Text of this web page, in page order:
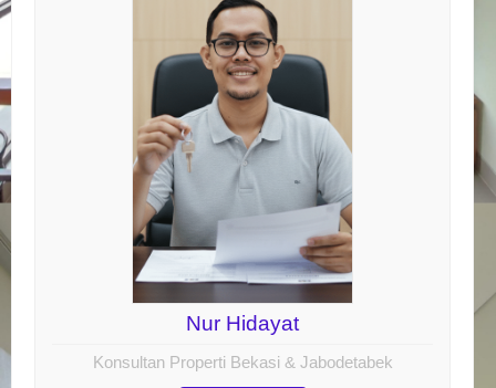
Nur Hidayat
Konsultan Properti Bekasi & Jabodetabek